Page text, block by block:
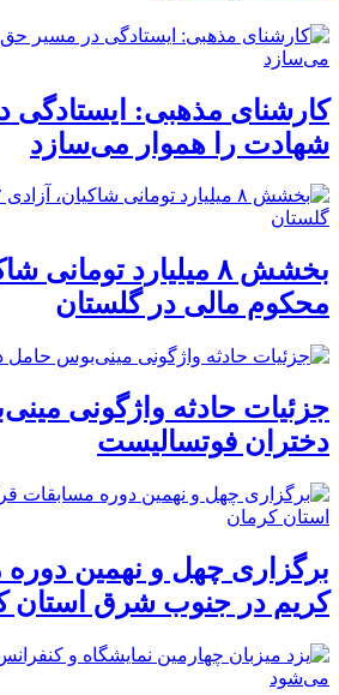
کارشنای مذهبی:
شهادت را هموار می‌سازد
محکوم مالی در گلستان
جزئیات حادثه واژگونی
دختران فوتسالیست
برگزاری چهل و نهمین
کریم در جنوب شرق استان